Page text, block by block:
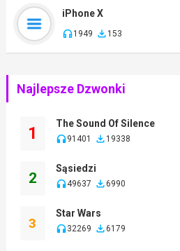
iPhone X
1949 153
Najlepsze Dzwonki
1
The Sound Of Silence
91401 19338
2
Sąsiedzi
49637 6990
3
Star Wars
32269 6179